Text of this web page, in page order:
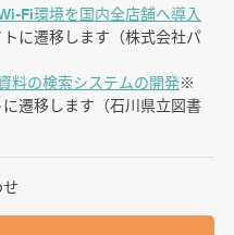
Fi環境を国内全店舗へ導入
に遷移します（株式会社パ
料の検索システムの開発※
遷移します（石川県立図書